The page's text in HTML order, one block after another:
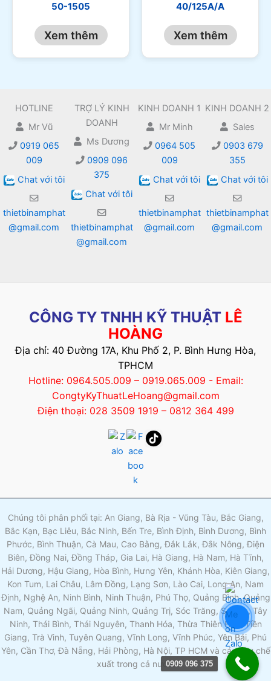
50-1505
Xem thêm
40/125A/A
Xem thêm
HOTLINE
Mr Vũ
0919 065
009
Chat với tôi
thietbinamphat
@gmail.com
TRỢ LÝ KINH
DOANH
Ms Dương
0909 096
375
Chat với tôi
thietbinamphat
@gmail.com
KINH DOANH 1
Mr Minh
0964 505
009
Chat với tôi
thietbinamphat
@gmail.com
KINH DOANH 2
Sales
0903 679
355
Chat với tôi
thietbinamphat
@gmail.com
CÔNG TY TNHH KỸ THUẬT LÊ
HOÀNG
Địa chỉ: 40 Đường 17A, Khu Phố 2, P. Bình Hưng Hòa,
TPHCM
Hotline: 0964.505.009 – 0919.065.009 - Email:
CongtyKyThuatLeHoang@gmail.com
Điện thoại: 028 3509 1919 – 0812 364 499
Chúng tôi phân phối tại: An Giang, Bà Rịa - Vũng Tàu, Bắc Giang,
Bắc Kạn, Bạc Liêu, Bắc Ninh, Bến Tre, Bình Định, Bình Dương, Bình
Phước, Bình Thuận, Cà Mau, Cao Bằng, Đắk Lắk, Đắk Nông, Điện
Biên, Đồng Nai, Đồng Tháp, Gia Lai, Hà Giang, Hà Nam, Hà Tĩnh,
Hải Dương, Hậu Giang, Hòa Bình, Hưng Yên, Khánh Hòa, Kiên Giang,
Kon Tum, Lai Châu, Lâm Đồng, Lạng Sơn, Lào Cai, Long An, Nam
Định, Nghệ An, Ninh Bình, Ninh Thuận, Phú Thọ, Quảng Bình, Quảng
Nam, Quảng Ngãi, Quảng Ninh, Quảng Trị, Sóc Trăng, Sơn La, Tây
Ninh, Thái Bình, Thái Nguyên, Thanh Hóa, Thừa Thiên Huế, Tiền
Giang, Trà Vinh, Tuyên Quang, Vĩnh Long, Vĩnh Phúc, Yên Bái, Phú
Yên, Cần Thơ, Đà Nẵng, Hải Phòng, Hà Nội, TP HCM và các khu chế
xuất trong cả nước.0909 096 375